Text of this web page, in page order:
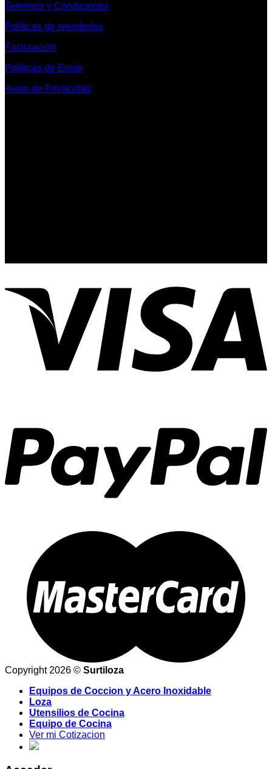
Terminos y Condiciones
Políticas de reembolso
Facturación
Políticas de Envío
Aviso de Privacidad
Copyright 2026 © Surtiloza
Equipos de Coccion y Acero Inoxidable
Loza
Utensilios de Cocina
Equipo de Cocina
Ver mi Cotizacion